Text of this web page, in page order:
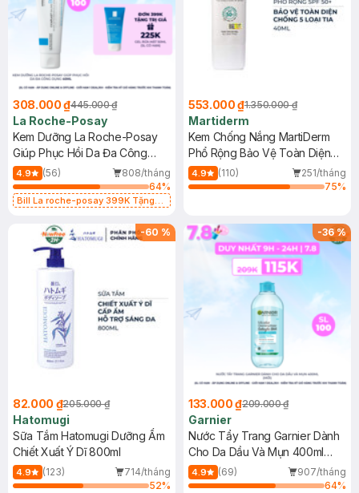
308.000 ₫445.000 ₫
La Roche-Posay
Kem Dưỡng La Roche-Posay
Giúp Phục Hồi Da Đa Công
Dụng 40ml
4.9 (56)
808/tháng
64%
Bill La roche-posay 399K Tặng
(SL có hạn)
553.000 ₫1.350.000 ₫
Martiderm
Kem Chống Nắng MartiDerm
Phổ Rộng Bảo Vệ Toàn Diện
40ml
4.9 (110)
251/tháng
75%
-60 %
82.000 ₫205.000 ₫
Hatomugi
Sữa Tắm Hatomugi Dưỡng Ẩm
Chiết Xuất Ý Dĩ 800ml
4.9 (123)
714/tháng
52%
-36%
133.000 ₫209.000 ₫
Garnier
Nước Tẩy Trang Garnier Dành
Cho Da Dầu Và Mụn 400ml
(Mới)
4.9 (69)
907/tháng
64%